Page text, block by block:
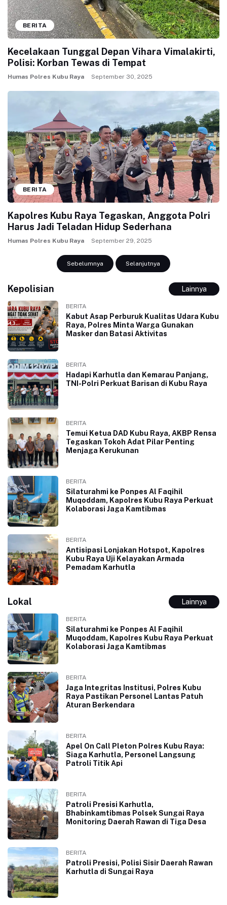
Kepolisian Lainnya
BERITA
Kabut Asap Perburuk Kualitas Udara Kubu
Raya, Polres Minta Warga Gunakan
Masker dan Batasi Aktivitas
BERITA
Hadapi Karhutla dan Kemarau Panjang,
TNI-Polri Perkuat Barisan di Kubu Raya
BERITA
Temui Ketua DAD Kubu Raya, AKBP Rensa
Tegaskan Tokoh Adat Pilar Penting
Menjaga Kerukunan
BERITA
Silaturahmi ke Ponpes Al Faqihil
Muqoddam, Kapolres Kubu Raya Perkuat
Kolaborasi Jaga Kamtibmas
BERITA
Antisipasi Lonjakan Hotspot, Kapolres
Kubu Raya Uji Kelayakan Armada
Pemadam Karhutla
Lokal Lainnya
BERITA
Silaturahmi ke Ponpes Al Faqihil
Muqoddam, Kapolres Kubu Raya Perkuat
Kolaborasi Jaga Kamtibmas
BERITA
Jaga Integritas Institusi, Polres Kubu
Raya Pastikan Personel Lantas Patuh
Aturan Berkendara
BERITA
Apel On Call Pleton Polres Kubu Raya:
Siaga Karhutla, Personel Langsung
Patroli Titik Api
BERITA
Patroli Presisi Karhutla,
Bhabinkamtibmas Polsek Sungai Raya
Monitoring Daerah Rawan di Tiga Desa
BERITA
Patroli Presisi, Polisi Sisir Daerah Rawan
Karhutla di Sungai Raya
BERITA
Kecelakaan Tunggal Depan Vihara Vimalakirti,
Polisi: Korban Tewas di Tempat
Humas Polres Kubu Raya September 30, 2025
BERITA
Kapolres Kubu Raya Tegaskan, Anggota Polri
Harus Jadi Teladan Hidup Sederhana
Humas Polres Kubu Raya September 29, 2025
Sebelumnya Selanjutnya